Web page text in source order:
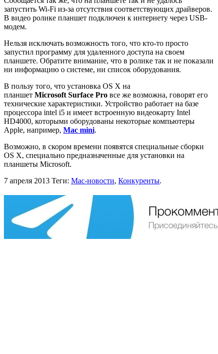
запустить Wi-Fi из-за отсутствия соответствующих драйверов.
В видео ролике планшет подключен к интернету через USB-
модем.
Нельзя исключать возможность того, что кто-то просто
запустил программу для удаленного доступа на своем
планшете. Обратите внимание, что в ролике так и не показали
ни информацию о системе, ни список оборудования.
В пользу того, что установка OS X на
планшет Microsoft Surface Pro все же возможна, говорят его
технические характеристики. Устройство работает на базе
процессора intel i5 и имеет встроенную видеокарту Intel
HD4000, которыми оборудованы некоторые компьютеры
Apple, например, Mac mini.
Возможно, в скором времени появятся специальные сборки
OS X, специально предназначенные для установки на
планшеты Microsoft.
7 апреля 2013 Теги: Mac-новости, Конкуренты.